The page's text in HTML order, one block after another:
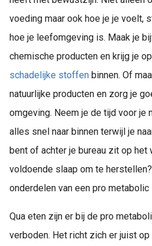
voeding maar ook hoe je je voelt,
hoe je leefomgeving is. Maak je
chemische producten en krijg je
schadelijke stoffen binnen. Of
natuurlijke producten en zorg je
omgeving. Neem je de tijd voor je
alles snel naar binnen terwijl je
bent of achter je bureau zit op het
voldoende slaap om te
onderdelen van een pro metabolic
Qua eten zijn er bij de pro
verboden. Het richt zich er juist